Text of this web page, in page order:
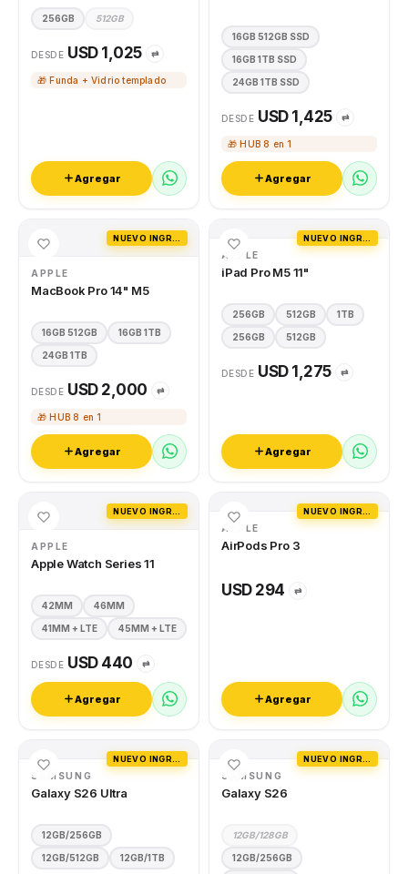
256GB 512GB
DESDE USD 1,025 ⇄
🎁 Funda + Vidrio templado
Agregar
16GB 512GB SSD
16GB 1TB SSD
24GB 1TB SSD
DESDE USD 1,425 ⇄
🎁 HUB 8 en 1
Agregar
APPLE
MacBook Pro 14" M5
16GB 512GB 16GB 1TB
24GB 1TB
DESDE USD 2,000 ⇄
🎁 HUB 8 en 1
Agregar
APPLE
iPad Pro M5 11"
256GB 512GB 1TB
256GB 512GB
DESDE USD 1,275 ⇄
Agregar
APPLE
Apple Watch Series 11
42MM 46MM
41MM + LTE 45MM + LTE
DESDE USD 440 ⇄
Agregar
APPLE
AirPods Pro 3
USD 294 ⇄
Agregar
SAMSUNG
Galaxy S26 Ultra
12GB/256GB
12GB/512GB 12GB/1TB
SAMSUNG
Galaxy S26
12GB/128GB
12GB/256GB